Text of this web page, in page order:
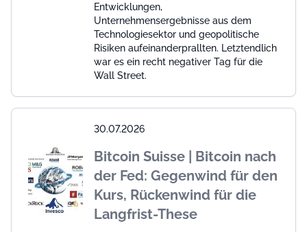
Entwicklungen,
Unternehmensergebnisse aus dem
Technologiesektor und geopolitische
Risiken aufeinanderprallten. Letztendlich
war es ein recht negativer Tag für die
Wall Street.
30.07.2026
Bitcoin Suisse | Bitcoin nach
der Fed: Gegenwind für den
Kurs, Rückenwind für die
Langfrist-These